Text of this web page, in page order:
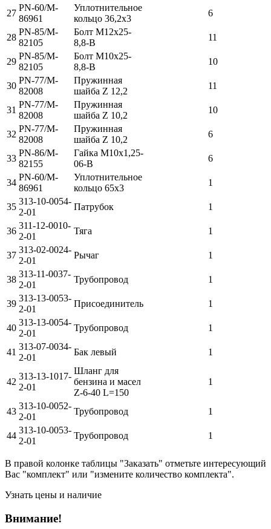
27
PN-60/M-
86961
Уплотнительное
кольцо 36,2x3
6
28
PN-85/M-
82105
Болт М12x25-
8,8-В
11
29
PN-85/M-
82105
Болт М10х25-
8,8-В
10
30
PN-77/M-
82008
Пружинная
шайба Z 12,2
11
31
PN-77/M-
82008
Пружинная
шайба Z 10,2
10
32
PN-77/M-
82008
Пружинная
шайба Z 10,2
6
33
PN-86/M-
82155
Гайка M10x1,25-
06-B
6
34
PN-60/M-
86961
Уплотнительное
кольцо 65x3
1
35
313-10-0054-
2-01
Патрубок 1
36
311-12-0010-
2-01
Тяга 1
37
313-02-0024-
2-01
Рычаг 1
38
313-11-0037-
2-01
Трубопровод 1
39
313-13-0053-
2-01
Присоединитель 1
40
313-13-0054-
2-01
Трубопровод 1
41
313-07-0034-
2-01
Бак левый 1
42
313-13-1017-
2-01
Шланг для
бензина и масел
Z-6-40 L=150
1
43
313-10-0052-
2-01
Трубопровод 1
44
313-10-0053-
2-01
Трубопровод 1
В правой колонке таблицы "Заказать" отметьте интересующий
Вас "комплект" или "измените количество комплекта".
Узнать цены и наличие
Внимание!